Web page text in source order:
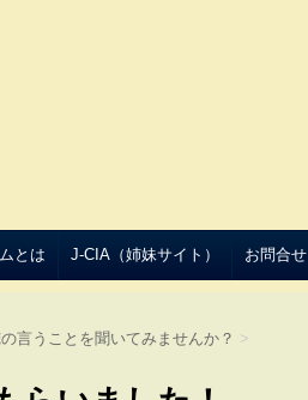
とは J-CIA（姉妹サイト） お問合せ
言うことを聞いてみませんか？ >